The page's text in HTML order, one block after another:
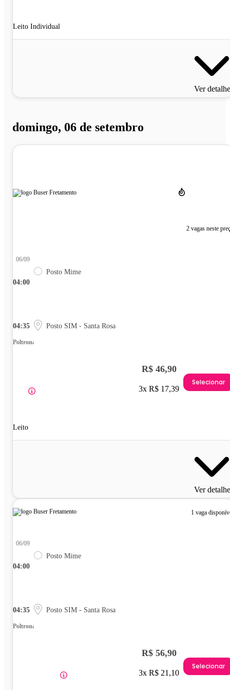
Leito Individual
Ver
domingo, 06 de setembro
2 vagas neste
04:00
06/09
Posto Mime
04:35 Posto SIM - Santa Rosa
Poltrona
Leito
R$ 46,90
3x R$ 17,39
Selecionar
Ver
1 vaga
04:00
06/09
Posto Mime
04:35 Posto SIM - Santa Rosa
Poltrona
R$ 56,90
3x R$ 21,10
Selecionar